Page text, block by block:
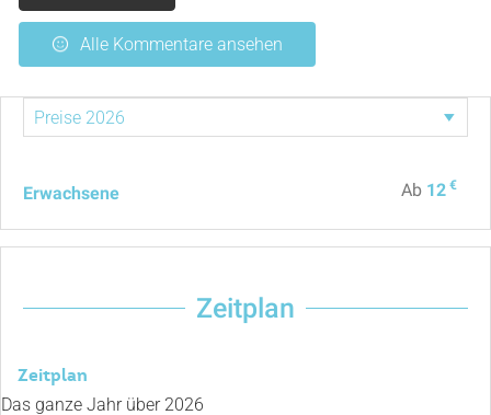
Alle Kommentare ansehen
Erwachsene Ab 12 €
Zeitplan
Zeitplan
Das ganze Jahr über 2026